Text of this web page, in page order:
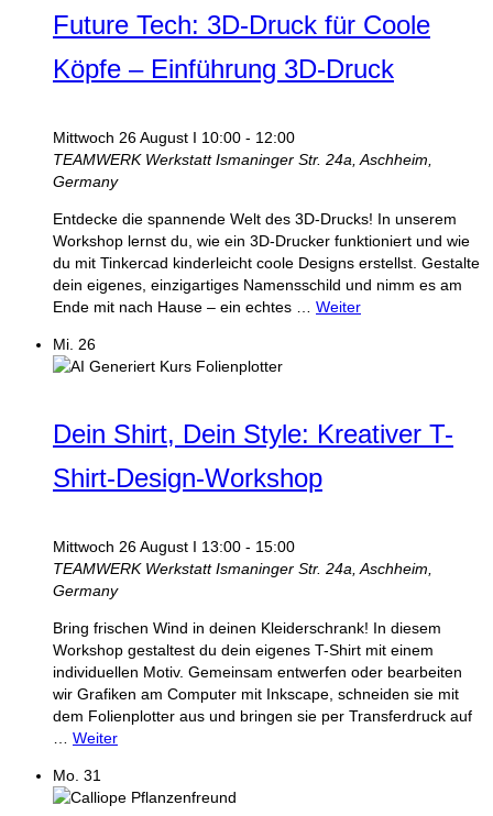
Future Tech: 3D-Druck für Coole
Köpfe – Einführung 3D-Druck
Mittwoch 26 August I 10:00 - 12:00
TEAMWERK WerkstattIsmaninger Str. 24a, Aschheim,
Germany
Entdecke die spannende Welt des 3D-Drucks! In unserem
Workshop lernst du, wie ein 3D-Drucker funktioniert und wie
du mit Tinkercad kinderleicht coole Designs erstellst. Gestalte
dein eigenes, einzigartiges Namensschild und nimm es am
Ende mit nach Hause – ein echtes … Weiter
Mi. 26
Dein Shirt, Dein Style: Kreativer T-
Shirt-Design-Workshop
Mittwoch 26 August I 13:00 - 15:00
TEAMWERK WerkstattIsmaninger Str. 24a, Aschheim,
Germany
Bring frischen Wind in deinen Kleiderschrank! In diesem
Workshop gestaltest du dein eigenes T-Shirt mit einem
individuellen Motiv. Gemeinsam entwerfen oder bearbeiten
wir Grafiken am Computer mit Inkscape, schneiden sie mit
dem Folienplotter aus und bringen sie per Transferdruck auf
Weiter
Mo. 31